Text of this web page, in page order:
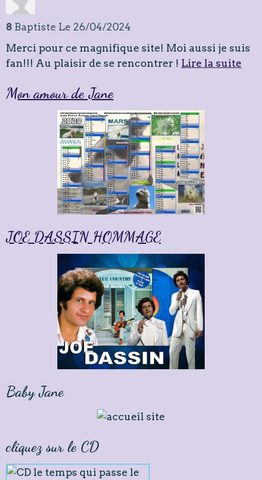
8 Baptiste Le 26/04/2024
Merci pour ce magnifique site! Moi aussi je suis
fan!!! Au plaisir de se rencontrer ! Lire la suite
Mon amour de Jane
JOE DASSIN HOMMAGE
Baby Jane
cliquez sur le CD